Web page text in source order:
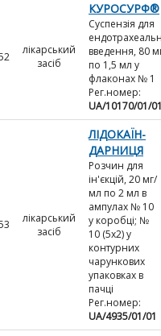
лікарський
засіб
КУРОСУРФ®
Суспензія для
введення, 80
по 1,5 мл у
флаконах № 1
Рег.номер:
UA/10170/01/01
лікарський
засіб
ЛІДОКАЇН-
ДАРНИЦЯ
Розчин для
ін'єкцій, 20 мг/
мл по 2 мл в
ампулах № 10
у коробці; №
10 (5х2) у
контурних
чарункових
упаковках в
пачці
Рег.номер:
UA/4935/01/01